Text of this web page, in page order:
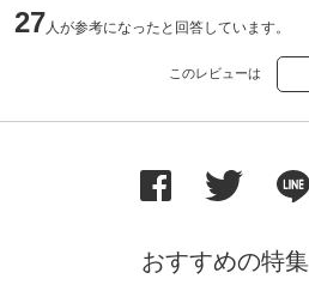
27人が参考になったと回答しています。
このレビューは
おすすめの特集